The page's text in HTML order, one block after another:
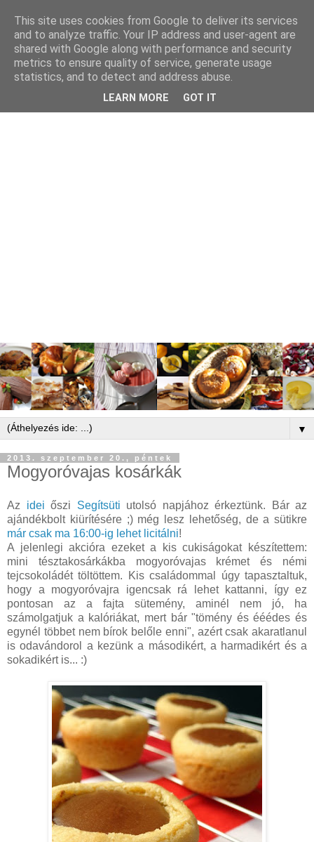
▼
2013. szeptember 20., péntek
Mogyoróvajas kosárkák
Az idei őszi Segítsüti utolsó napjához érkeztünk. Bár az
ajándékbolt kiürítésére ;) még lesz lehetőség, de a sütikre
már csak ma 16:00-ig lehet licitálni!
A jelenlegi akcióra ezeket a kis cukiságokat készítettem:
mini tésztakosárkákba mogyoróvajas krémet és némi
tejcsokoládét töltöttem. Kis családommal úgy tapasztaltuk,
hogy a mogyoróvajra igencsak rá lehet kattanni, így ez
pontosan az a fajta sütemény, aminél nem jó, ha
számolgatjuk a kalóriákat, mert bár "tömény és ééédes és
egynél többet nem bírok belőle enni", azért csak akaratlanul
is odavándorol a kezünk a másodikért, a harmadikért és a
sokadikért is... :)
This site uses cookies from Google to deliver its services
and to analyze traffic. Your IP address and user-agent are
shared with Google along with performance and security
metrics to ensure quality of service, generate usage
statistics, and to detect and address abuse.
LEARN MORE GOT IT